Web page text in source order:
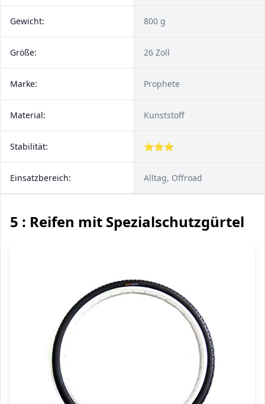
Gewicht: 800 g
Größe: 26 Zoll
Marke: Prophete
Material: Kunststoff
Stabilität: ⭐⭐⭐
Einsatzbereich: Alltag, Offroad
5 : Reifen mit Spezialschutzgürtel